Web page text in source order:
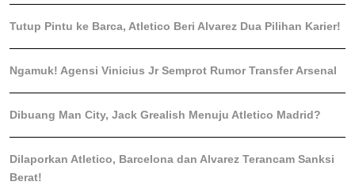
Tutup Pintu ke Barca, Atletico Beri Alvarez Dua Pilihan Karier!
Ngamuk! Agensi Vinicius Jr Semprot Rumor Transfer Arsenal
Dibuang Man City, Jack Grealish Menuju Atletico Madrid?
Dilaporkan Atletico, Barcelona dan Alvarez Terancam Sanksi
Berat!